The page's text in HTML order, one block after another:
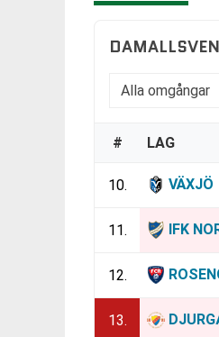
# LAG
10. VÄXJÖ
11. IFK
12.
13.